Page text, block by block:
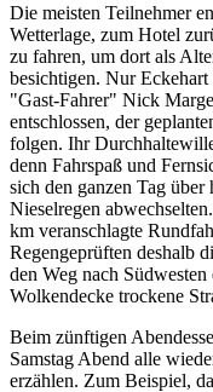
Die meisten Teilnehmer
Wetterlage, zum Hotel
zu fahren, um dort als
besichtigen. Nur
"Gast-Fahrer" Nick
entschlossen, der
folgen. Ihr
denn Fahrspaß und
sich den ganzen Tag
Nieselregen
km veranschlagte
Regengeprüften deshalb
den Weg nach
Wolkendecke trockene
Beim zünftigen
Samstag Abend alle
erzählen. Zum Beispiel,